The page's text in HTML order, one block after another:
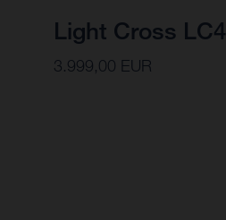
Light Cross LC4
3.999,00 EUR